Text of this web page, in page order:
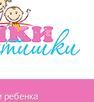
ребенка